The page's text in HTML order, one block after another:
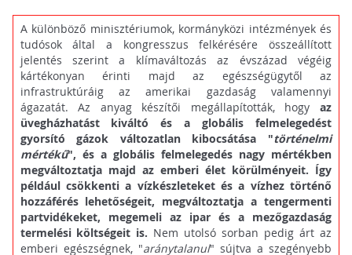
A különböző minisztériumok, kormányközi intézmények és
tudósok által a kongresszus felkérésére összeállított
jelentés szerint a klímaváltozás az évszázad végéig
kártékonyan érinti majd az egészségügytől az
infrastruktúráig az amerikai gazdaság valamennyi
ágazatát. Az anyag készítői megállapították, hogy az
üvegházhatást kiváltó és a globális felmelegedést
gyorsító gázok változatlan kibocsátása "történelmi
mértékű", és a globális felmelegedés nagy mértékben
megváltoztatja majd az emberi élet körülményeit. Így
például csökkenti a vízkészleteket és a vízhez történő
hozzáférés lehetőségeit, megváltoztatja a tengermenti
partvidékeket, megemeli az ipar és a mezőgazdaság
termelési költségeit is. Nem utolsó sorban pedig árt az
emberi egészségnek, "aránytalanul" sújtva a szegényebb